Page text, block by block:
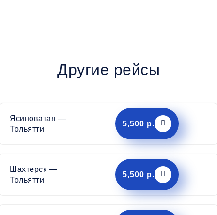
Другие рейсы
Ясиноватая —
Тольятти
5,500 р.
Шахтерск —
Тольятти
5,500 р.